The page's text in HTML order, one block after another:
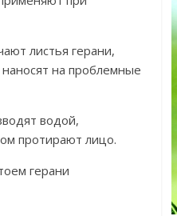
листья герани,
на проблемные
водой,
протирают лицо.
герани